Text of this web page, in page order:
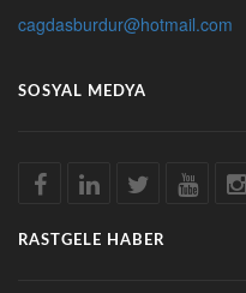
cagdasburdur@hotmail.com
SOSYAL MEDYA
RASTGELE HABER